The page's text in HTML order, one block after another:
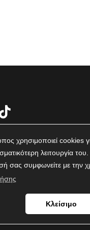
χρησιμοποιεί cookies
λειτουργία
σας συμφωνείτε με την
Κλείσιμο